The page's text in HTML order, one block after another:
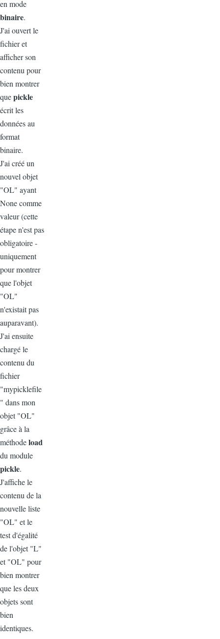
en mode
binaire.
J'ai ouvert le
fichier et
afficher son
contenu pour
bien montrer
quepickle
écrit les
données au
format
binaire.
J'ai créé un
nouvel objet
"OL" ayant
None comme
valeur (cette
étape n'est pas
obligatoire -
uniquement
pour montrer
que l'objet
"OL"
n'existait pas
auparavant).
J'ai ensuite
chargé le
contenu du
fichier
"mypicklefile
" dans mon
objet "OL"
grâce à la
méthodeload
du module
pickle.
J'affiche le
contenu de la
nouvelle liste
"OL" et le
test d'égalité
de l'objet "L"
et "OL" pour
bien montrer
que les deux
objets sont
bien
identiques.